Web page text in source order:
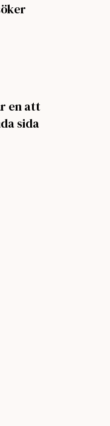
en att
sida